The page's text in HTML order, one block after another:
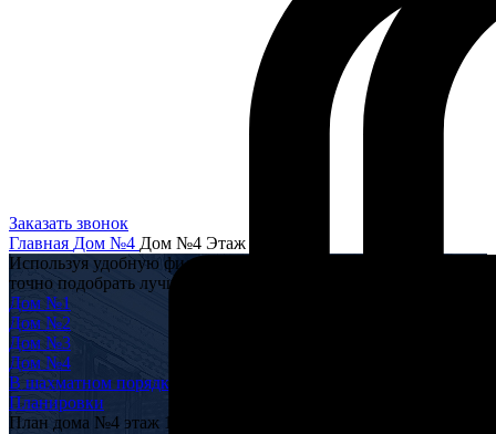
Заказать звонок
Главная Дом №4 Дом №4 Этаж 10
Используя удобную фильтрацию, Вы можете максимально
точно подобрать лучшую для Вас квартиру
Дом №1
Дом №2
Дом №3
Дом №4
В шахматном порядке
Планировки
План дома №4 этаж 10